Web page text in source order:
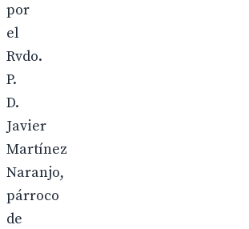
por
el
Rvdo.
P.
D.
Javier
Martínez
Naranjo,
párroco
de